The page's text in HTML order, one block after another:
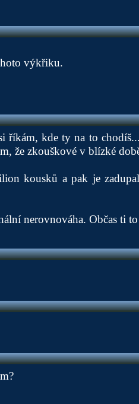
výkřiku.
říkám, kde ty na to
že zkouškové v blízké
kousků a pak je
nerovnováha. Občas ti